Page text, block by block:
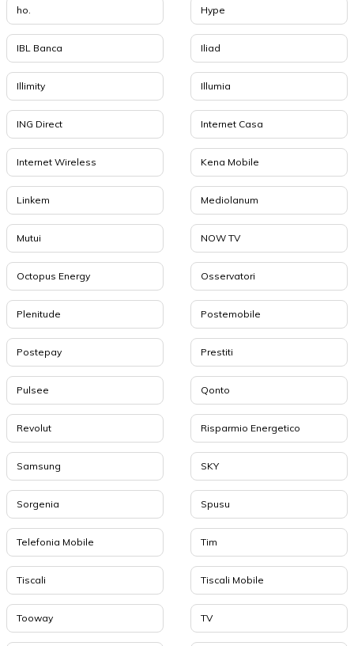
ho. Hype
IBL Banca Iliad
Illimity Illumia
ING Direct Internet Casa
Internet Wireless Kena Mobile
Linkem Mediolanum
Mutui NOW TV
Octopus Energy Osservatori
Plenitude Postemobile
Postepay Prestiti
Pulsee Qonto
Revolut Risparmio Energetico
Samsung SKY
Sorgenia Spusu
Telefonia Mobile Tim
Tiscali Tiscali Mobile
Tooway TV